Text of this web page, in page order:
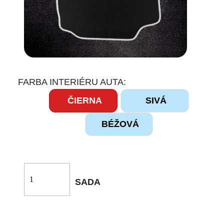
FARBA INTERIÉRU AUTA:
ČIERNA
SIVÁ
BÉŽOVÁ
SADA